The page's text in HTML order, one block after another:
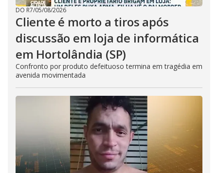
DO R7/05/08/2026
Cliente é morto a tiros após
discussão em loja de informática
em Hortolândia (SP)
Confronto por produto defeituoso termina em tragédia em
avenida movimentada